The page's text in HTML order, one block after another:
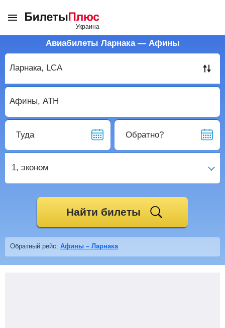
Авиабилеты Ларнака — Афины
Туда Обратно?
1, эконом
Найти билеты
Обратный рейс: Афины – Ларнака